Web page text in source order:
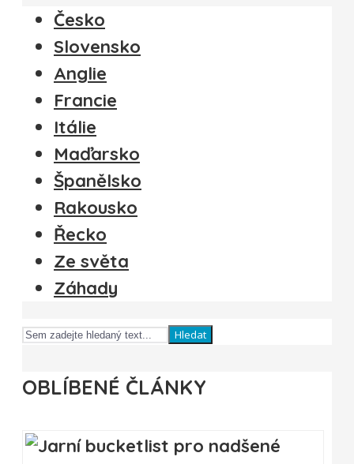
Česko
Slovensko
Anglie
Francie
Itálie
Maďarsko
Španělsko
Rakousko
Řecko
Ze světa
Záhady
Hledat
OBLÍBENÉ ČLÁNKY